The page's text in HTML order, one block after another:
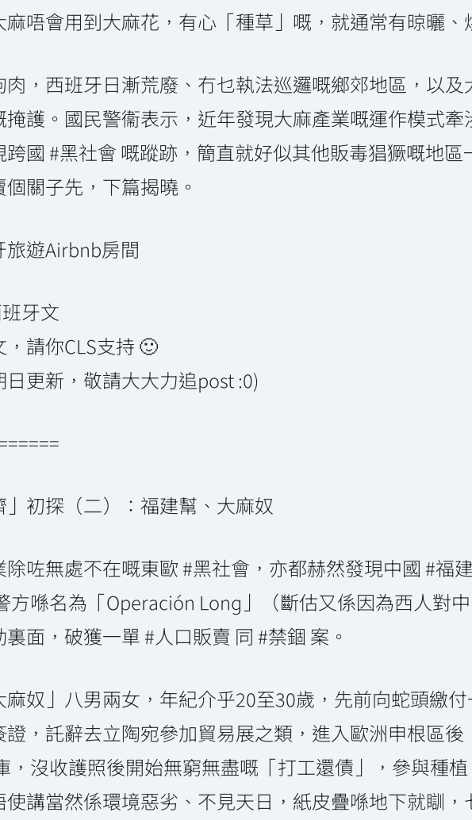
唔會用到大麻花，有心「種草」嘅，就通常有晾曬
肉，西班牙日漸荒廢、冇乜執法巡邏嘅鄉郊地區，以
護。國民警衞表示，近年發現大麻產業嘅運作模式
國 #黑社會 嘅蹤跡，簡直就好似其他販毒猖獗嘅地
關子先，下篇揭曉。
遊Airbnb房間
牙文
請你CLS支持 🙂
更新，敬請大大力追post :0)
初探（二）：福建幫、大麻奴
咗無處不在嘅東歐 #黑社會，亦都赫然發現中國 #福
方喺名為「Operación Long」（斷估又係因為西人對
裏面，破獲一單 #人口販賣 同 #禁錮 案。
奴」八男兩女，年紀介乎20至30歲，先前向蛇頭繳
，託辭去立陶宛參加貿易展之類，進入歐洲申根區後
，沒收護照後開始無窮無盡嘅「打工還債」，參與種
講當然係環境惡劣、不見天日，紙皮疊喺地下就瞓